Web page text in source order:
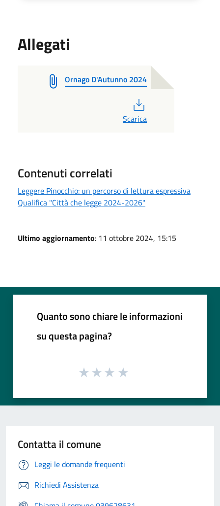
Allegati
Ornago D'Autunno 2024
Scarica
Contenuti correlati
Leggere Pinocchio: un percorso di lettura espressiva
Qualifica "Città che legge 2024-2026"
Ultimo aggiornamento: 11 ottobre 2024, 15:15
Quanto sono chiare le informazioni
su questa pagina?
Contatta il comune
Leggi le domande frequenti
Richiedi Assistenza